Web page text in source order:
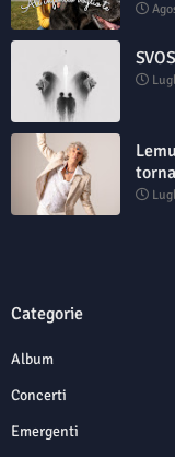
Categorie
Album
Concerti
Emergenti